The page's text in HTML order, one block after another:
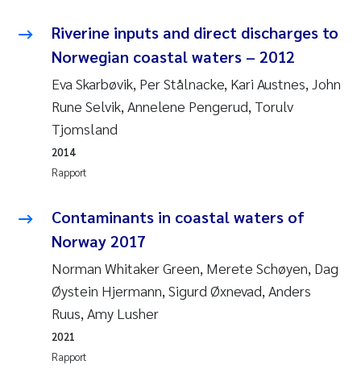
Nathalie Marquesin-Risbakk
Synne Authén Andresen
Sophie Mentzel
Valentina Elena Tartiu
Tânia Cristina Gomes
Susan Skogtvedt Røed
Belinda Valdecanas
Riverine inputs and direct discharges to
Norwegian coastal waters – 2012
Eva Skarbøvik, Per Stålnacke, Kari Austnes, John
Rune Selvik, Annelene Pengerud, Torulv
Tjomsland
Rapport
2014
Contaminants in coastal waters of
Norway 2017
Norman Whitaker Green, Merete Schøyen, Dag
Øystein Hjermann, Sigurd Øxnevad, Anders
Ruus, Amy Lusher
Rapport
2021